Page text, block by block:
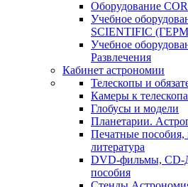
Оборудование
Учебное
SCIENTIFIC
Учебное
Развлечения
Кабинет астрономии
Телескопы и
Камеры к
Глобусы и модели
Планетарии.
Печатные пособия,
литература
DVD-фильмы, CD-
пособия